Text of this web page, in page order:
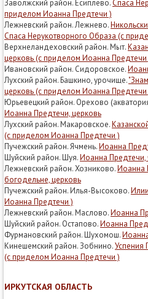
Заволжский район. Есиплево.Спаса
приделом Иоанна Предтечи )
Лежневский район. Лежнево.
Спаса Нерукотворного Образа (с
Верхнеландеховский район. Мыт.
церковь (с приделом Иоанна Предтечи
Ивановский район. Сидоровское.
Лухский район. Башкино, урочище.
церковь (с приделом Иоанна Предтечи
Юрьевецкий район. Орехово
Иоанна Предтечи, церковь
Лухский район. Макаровское.
(с приделом Иоанна Предтечи )
Пучежский район. Ячмень.Иоанна
Шуйский район. Шуя.Иоанна Предтечи,
Лежневский район. Хозниково.Иоанна
богодельне, церковь
Пучежский район. Илья-Высоково.
Иоанна Предтечи )
Лежневский район. Маслово.Иоанна
Шуйский район. Остапово.Иоанна
Фурмановский район. Шухомош.
Кинешемский район. Зобнино.Успения
(с приделом Иоанна Предтечи )
ИРКУТСКАЯ ОБЛАСТЬ